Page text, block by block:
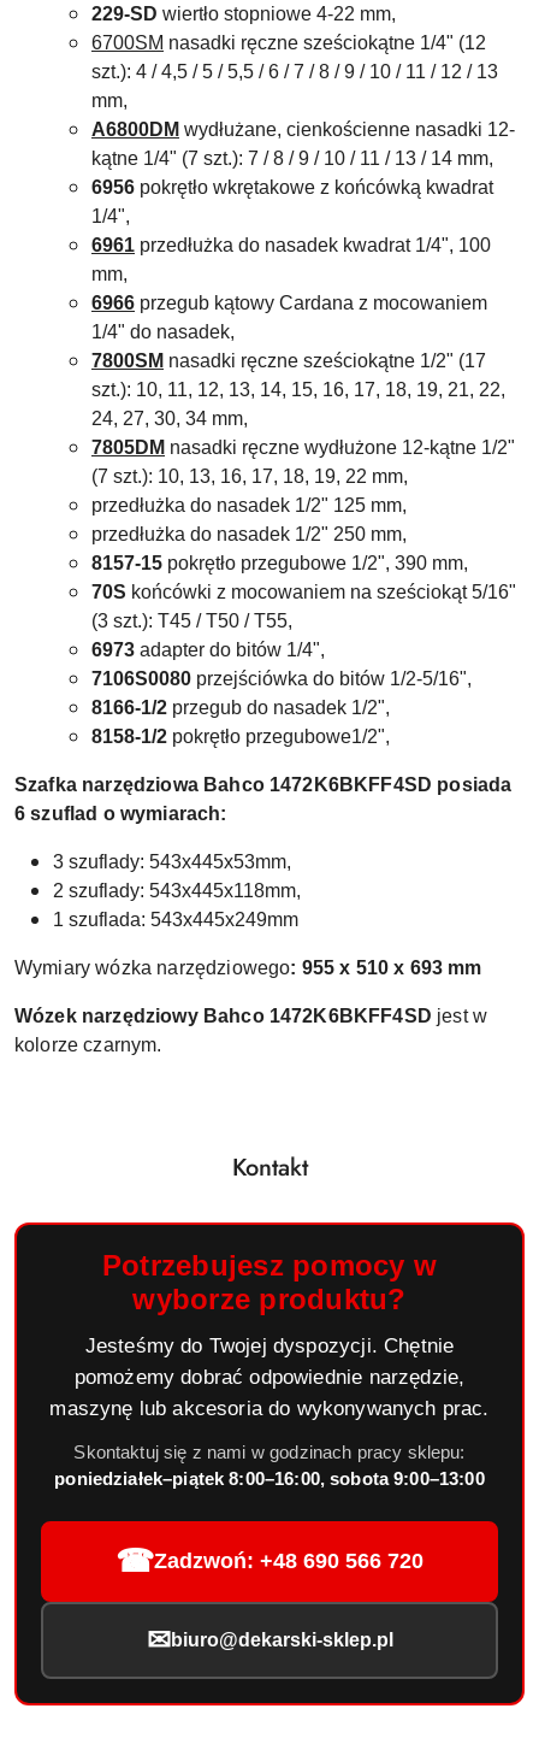
229-SD wiertło stopniowe 4-22 mm,
6700SM nasadki ręczne sześciokątne 1/4" (12
szt.): 4 / 4,5 / 5 / 5,5 / 6 / 7 / 8 / 9 / 10 / 11 / 12 / 13
mm,
A6800DM wydłużane, cienkościenne nasadki 12-
kątne 1/4" (7 szt.): 7 / 8 / 9 / 10 / 11 / 13 / 14 mm,
6956 pokrętło wkrętakowe z końcówką kwadrat
1/4",
6961 przedłużka do nasadek kwadrat 1/4", 100
mm,
6966 przegub kątowy Cardana z mocowaniem
1/4" do nasadek,
7800SM nasadki ręczne sześciokątne 1/2" (17
szt.): 10, 11, 12, 13, 14, 15, 16, 17, 18, 19, 21, 22,
24, 27, 30, 34 mm,
7805DM nasadki ręczne wydłużone 12-kątne 1/2"
(7 szt.): 10, 13, 16, 17, 18, 19, 22 mm,
przedłużka do nasadek 1/2" 125 mm,
przedłużka do nasadek 1/2" 250 mm,
8157-15 pokrętło przegubowe 1/2", 390 mm,
70S końcówki z mocowaniem na sześciokąt 5/16"
(3 szt.): T45 / T50 / T55,
6973 adapter do bitów 1/4",
7106S0080 przejściówka do bitów 1/2-5/16",
8166-1/2 przegub do nasadek 1/2",
8158-1/2 pokrętło przegubowe1/2",
Szafka narzędziowa Bahco 1472K6BKFF4SD posiada
6 szuflad o wymiarach:
3 szuflady: 543x445x53mm,
2 szuflady: 543x445x118mm,
1 szuflada: 543x445x249mm
Wymiary wózka narzędziowego: 955 x 510 x 693 mm
Wózek narzędziowyBahco 1472K6BKFF4SD jest w
kolorze czarnym.
Kontakt
Potrzebujesz pomocy w
wyborze produktu?
Jesteśmy do Twojej dyspozycji. Chętnie
pomożemy dobrać odpowiednie narzędzie,
maszynę lub akcesoria do wykonywanych prac.
Skontaktuj się z nami w godzinach pracy sklepu:
poniedziałek–piątek 8:00–16:00, sobota 9:00–13:00
☎Zadzwoń: +48 690 566 720
✉ biuro@dekarski-sklep.pl